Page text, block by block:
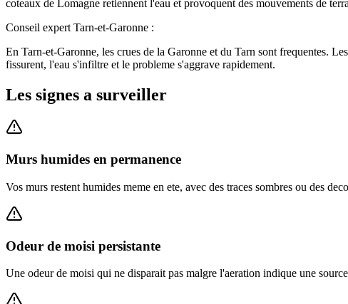
coteaux de Lomagne retiennent l'eau et provoquent des mouvements de
Conseil expert Tarn-et-Garonne :
En Tarn-et-Garonne, les crues de la Garonne et du Tarn sont frequentes.
fissurent, l'eau s'infiltre et le probleme s'aggrave rapidement.
Les signes a surveiller
Murs humides en permanence
Vos murs restent humides meme en ete, avec des traces sombres ou des
Odeur de moisi persistante
Une odeur de moisi qui ne disparait pas malgre l'aeration indique une